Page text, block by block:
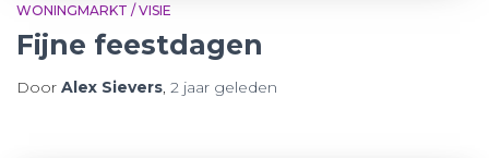
WONINGMARKT / VISIE
Fijne feestdagen
Door Alex Sievers 2 jaar geleden